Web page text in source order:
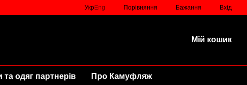
УкрEng Порівняння Бажання Вхід
Мій кошик
та одяг партнерів Про Камуфляж